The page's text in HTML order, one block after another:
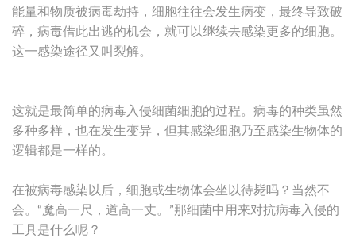
能量和物质被病毒劫持，细胞往往会发生病变，最终导致破
碎，病毒借此出逃的机会，就可以继续去感染更多的细胞。
这一感染途径又叫裂解。
这就是最简单的病毒入侵细菌细胞的过程。病毒的种类虽然
多种多样，也在发生变异，但其感染细胞乃至感染生物体的
逻辑都是一样的。
在被病毒感染以后，细胞或生物体会坐以待毙吗？当然不
会。“魔高一尺，道高一丈。”那细菌中用来对抗病毒入侵的
工具是什么呢？